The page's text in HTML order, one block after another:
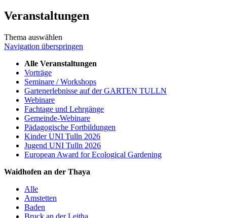
Veranstaltungen
Thema auswählen
Navigation überspringen
Alle Veranstaltungen
Vorträge
Seminare / Workshops
Gartenerlebnisse auf der GARTEN TULLN
Webinare
Fachtage und Lehrgänge
Gemeinde-Webinare
Pädagogische Fortbildungen
Kinder UNI Tulln 2026
Jugend UNI Tulln 2026
European Award for Ecological Gardening
Waidhofen an der Thaya
Alle
Amstetten
Baden
Bruck an der Leitha